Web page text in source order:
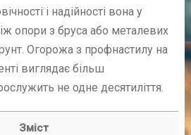
і надійності вона у
опори з бруса або металевих
Огорожа з профнастилу на
виглядає більш
не одне десятиліття.
Зміст